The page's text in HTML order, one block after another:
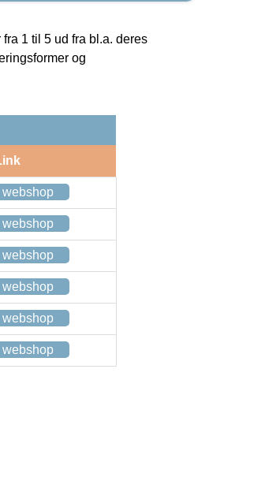
1 til 5 ud fra bl.a. deres
og
webshop
webshop
webshop
webshop
webshop
webshop